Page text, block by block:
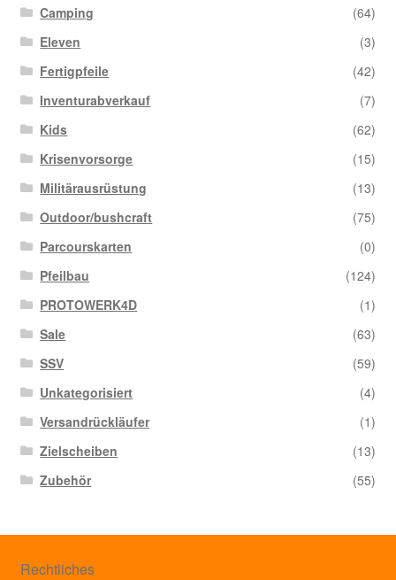
Camping
(64)
Eleven
(3)
Fertigpfeile
(42)
Inventurabverkauf
(7)
Kids
(62)
Krisenvorsorge
(15)
Militärausrüstung
(13)
Outdoor/bushcraft
(75)
Parcourskarten
(0)
Pfeilbau
(124)
PROTOWERK4D
(1)
Sale
(63)
SSV
(59)
Unkategorisiert
(4)
Versandrückläufer
(1)
Zielscheiben
(13)
Zubehör
(55)
Rechtliches